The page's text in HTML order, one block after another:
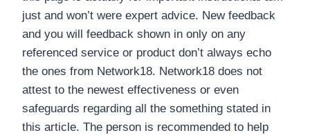
just and won’t were expert advice. New feedback
and you will feedback shown in only on any
referenced service or product don’t always echo
the ones from Network18. Network18 does not
attest to the newest effectiveness or even
safeguards regarding all the something stated in
this article. The person is recommended to help